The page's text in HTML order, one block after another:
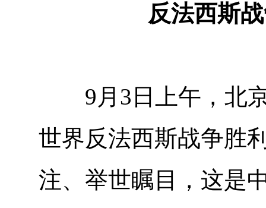
反法西斯
9月3日上午，北京
世界反法西斯战争胜
注、举世瞩目，这是